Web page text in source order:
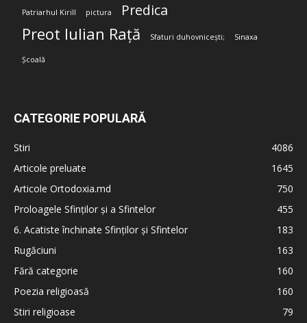
Patriarhul Kirill pictura Predica
Preot Iulian Rață Sfaturi duhovnicești; Sinaxa
Școală
CATEGORIE POPULARĂ
Stiri
4086
Articole preluate
1645
Articole Ortodoxia.md
750
Proloagele Sfinților și a Sfintelor
455
6. Acatiste închinate Sfinților și Sfintelor
183
Rugăciuni
163
Fără categorie
160
Poezia religioasă
160
Stiri religioase
79